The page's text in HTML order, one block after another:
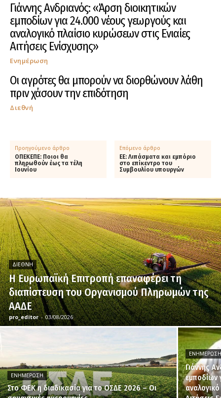
Γιάννης Ανδριανός: «Άρση διοικητικών
εμποδίων για 24.000 νέους γεωργούς και
αναλογικό πλαίσιο κυρώσεων στις Ενιαίες
Αιτήσεις Ενίσχυσης»
Ενημέρωση
Οι αγρότες θα μπορούν να διορθώνουν λάθη
πριν χάσουν την επιδότηση
Διεθνή
Προηγούμενο άρθρο
ΟΠΕΚΕΠΕ: Ποιοι θα
πληρωθούν έως τα τέλη
Ιουνίου
Επόμενο άρθρο
ΕΕ: Λιπάσματα και εμπόριο
στο επίκεντρο του
Συμβουλίου υπουργών
ΔΙΕΘΝΉ
H Ευρωπαϊκή Επιτροπή επαναφέρει τη
διαπίστευση του Οργανισμού Πληρωμών της
ΑΑΔΕ
pro_editor - 03/08/2026
ΕΝΗΜΈΡΩΣΗ
Στο ΦΕΚ η διαδικασία για το ΟΣΔΕ 2026 – Οι
Γιάννης
εμποδίων